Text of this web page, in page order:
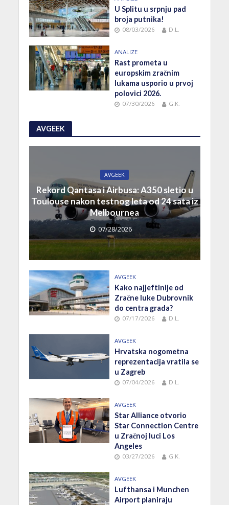
U Splitu u srpnju pad
broja putnika!
08/03/2026 D.L.
ANALIZE
Rast prometa u
europskim zračnim
lukama usporio u prvoj
polovici 2026.
07/30/2026 G.K.
AVGEEK
AVGEEK
Rekord Qantasa i Airbusa: A350 sletio u
Toulouse nakon testnog leta od 24 sata iz
Melbournea
07/28/2026
AVGEEK
Kako najjeftinije od
Zračne luke Dubrovnik
do centra grada?
07/17/2026 D.L.
AVGEEK
Hrvatska nogometna
reprezentacija vratila se
u Zagreb
07/04/2026 D.L.
AVGEEK
Star Alliance otvorio
Star Connection Centre
u Zračnoj luci Los
Angeles
03/27/2026 G.K.
AVGEEK
Lufthansa i Munchen
Airport planiraju